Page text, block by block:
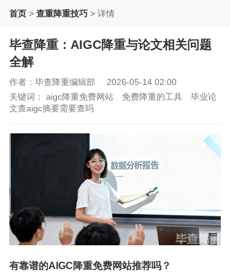
首页 > 查重降重技巧 > 详情
毕查降重：AIGC降重与论文相关问题
全解
作者：毕查降重编辑部
2026-05-14 02:00
关键词： aigc降重免费网站 免费降重的工具
毕业论
文查aigc摘要需要查吗
有靠谱的AIGC降重免费网站推荐吗？